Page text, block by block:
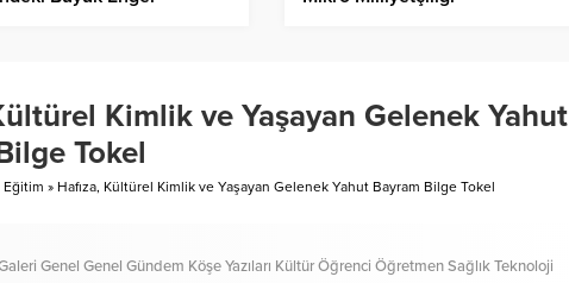
Kimlik ve Yaşayan Gelenek Yahut
Tokel
Eğitim » Hafıza, Kültürel Kimlik ve Yaşayan Gelenek Yahut Bayram Bilge Tokel
Genel Genel Gündem Köşe Yazıları KültürÖğrenci ÖğretmenSağlıkTeknoloji